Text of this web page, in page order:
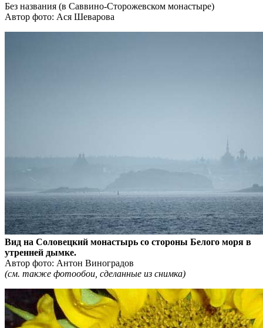
Без названия (в Саввино-Сторожевском монастыре)
Автор фото: Ася Шеварова
Вид на Соловецкий монастырь со стороны Белого моря в
утренней дымке.
Автор фото: Антон Виноградов
(см. также фотообои, сделанные из снимка)